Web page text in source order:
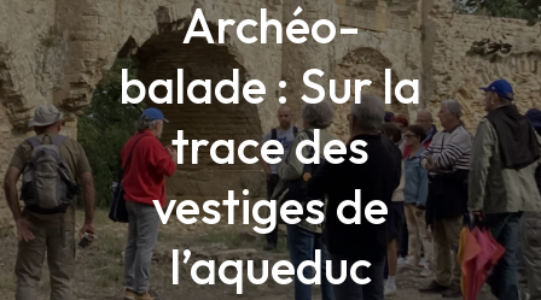
Archéo-
balade : Sur la
trace des
vestiges de
l’aqueduc